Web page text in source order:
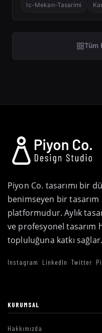
Ic-Mekan-Tasarimi
Tüm
Piyon Co. tasarımı bir
benimseyen bir
platformudur. Aylık
ve profesyonel tasarım
topluluğuna katkı sağlar.
Instagram LinkedIn Twitter
KURUMSAL
Hakkımızda